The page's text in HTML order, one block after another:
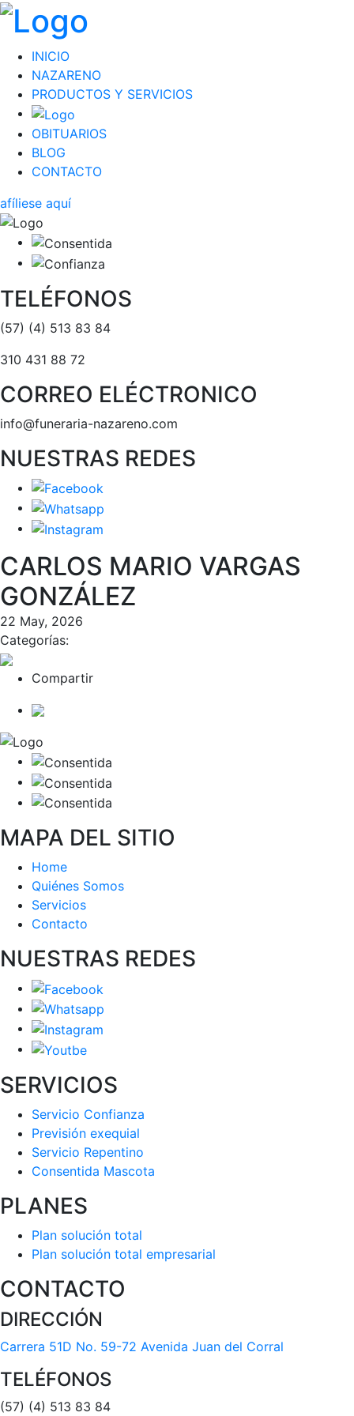
INICIO
NAZARENO
PRODUCTOS Y SERVICIOS
OBITUARIOS
BLOG
CONTACTO
afíliese aquí
TELÉFONOS
(57) (4) 513 83 84
310 431 88 72
CORREO ELÉCTRONICO
info@funeraria-nazareno.com
NUESTRAS REDES
CARLOS MARIO VARGAS
GONZÁLEZ
22 May, 2026
Categorías:
Compartir
MAPA DEL SITIO
Home
Quiénes Somos
Servicios
Contacto
NUESTRAS REDES
SERVICIOS
Servicio Confianza
Previsión exequial
Servicio Repentino
Consentida Mascota
PLANES
Plan solución total
Plan solución total empresarial
CONTACTO
DIRECCIÓN
Carrera 51D No. 59-72 Avenida Juan del Corral
TELÉFONOS
(57) (4) 513 83 84